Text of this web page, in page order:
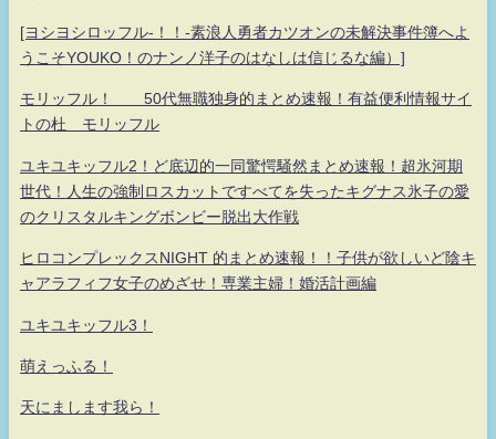
[ヨシヨシロッフル-！！-素浪人勇者カツオンの未解決事件簿へよ
うこそYOUKO！のナンノ洋子のはなしは信じるな編）]
モリッフル！ 50代無職独身的まとめ速報！有益便利情報サイ
トの杜 モリッフル
ユキユキッフル2！ど底辺的一同驚愕騒然まとめ速報！超氷河期
世代！人生の強制ロスカットですべてを失ったキグナス氷子の愛
のクリスタルキングボンビー脱出大作戦
ヒロコンプレックスNIGHT 的まとめ速報！！子供が欲しいど陰キ
ャアラフィフ女子のめざせ！専業主婦！婚活計画編
ユキユキッフル3！
萌えっふる！
天にまします我ら！